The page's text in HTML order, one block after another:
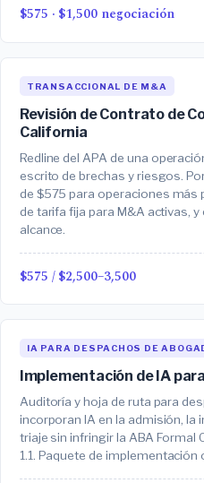
$575 · $1,500 negociación
TRANSACCIONAL DE M&A
Revisión de Contrato de
California
Redline del APA de una
escrito de brechas y riesgos.
de $575 para operaciones más
de tarifa fija para M&A activas,
alcance.
$575 / $2,500–3,500
IA PARA DESPACHOS DE
Implementación de IA
Auditoría y hoja de ruta para
incorporan IA en la admisión, la
triaje sin infringir la ABA Formal
1.1. Paquete de implementación